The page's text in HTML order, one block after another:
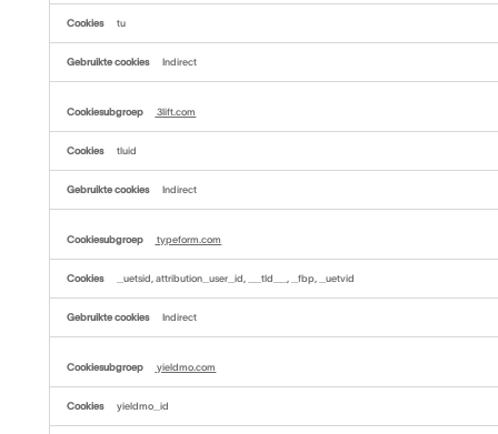
tu
Indirect
3lift.com
tluid
Indirect
typeform.com
_uetsid, attribution_user_id, __tld__, _fbp, _uetvid
Indirect
yieldmo.com
yieldmo_id